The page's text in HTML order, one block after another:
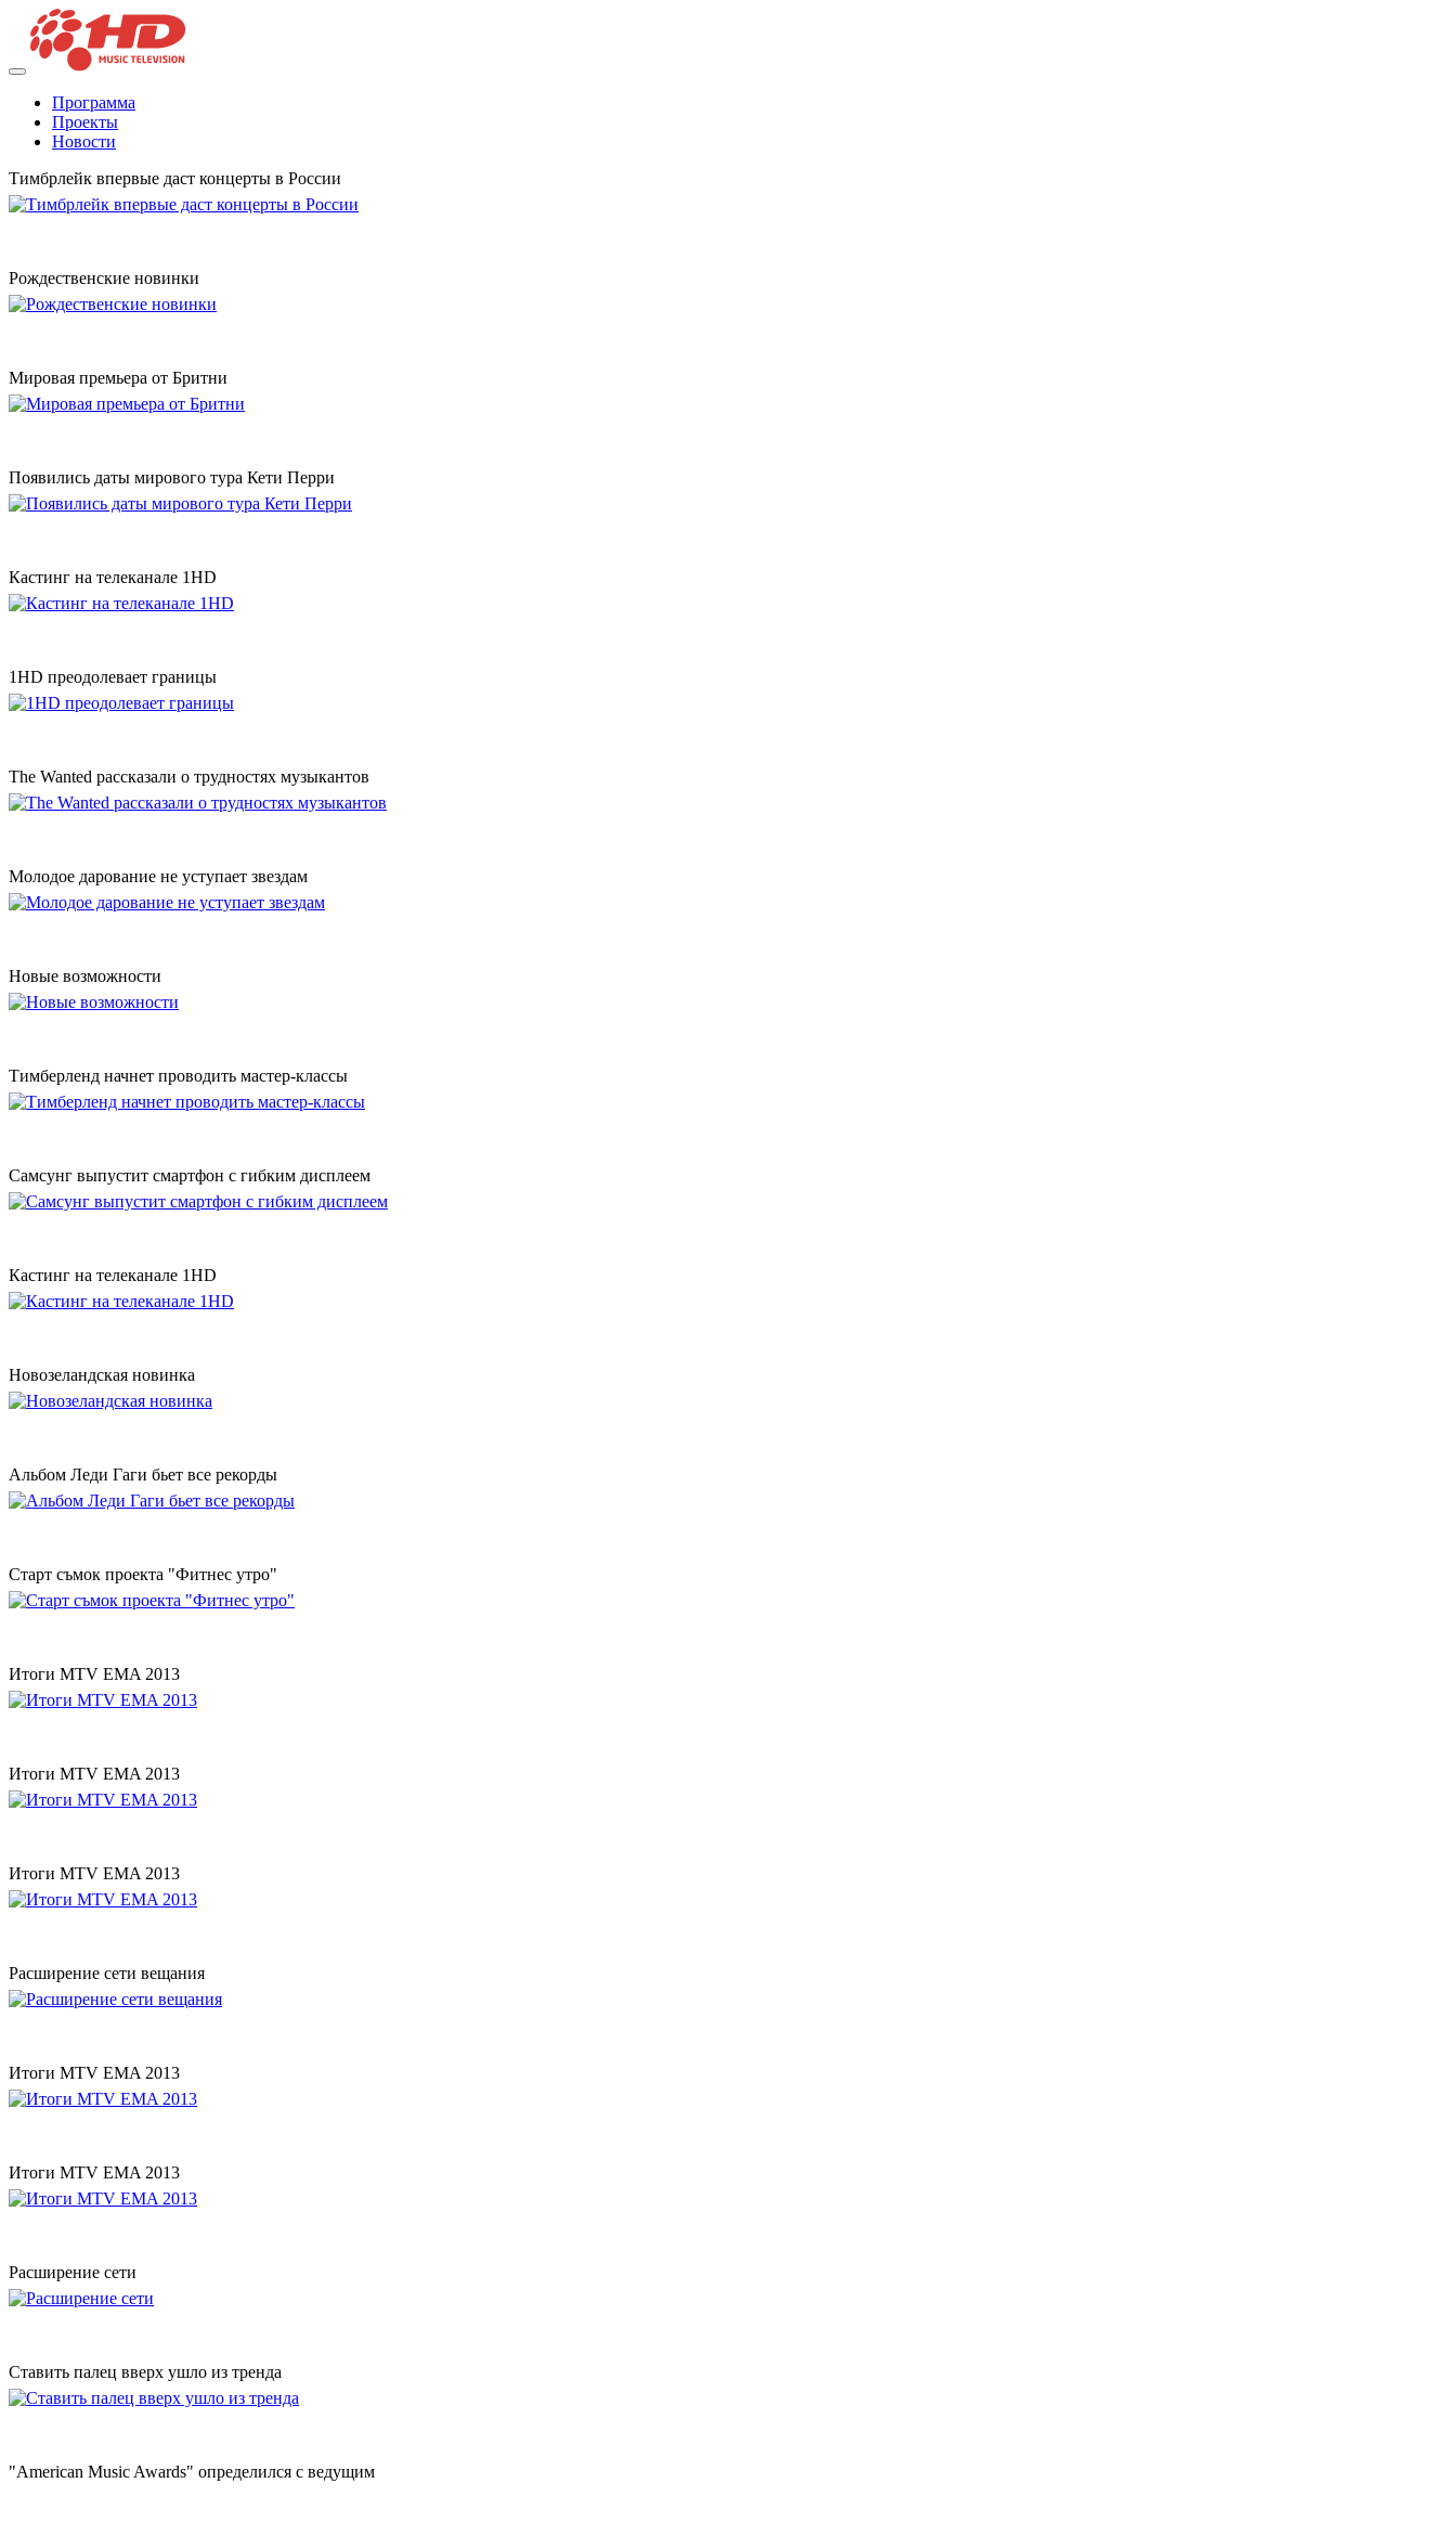
Программа
Проекты
Новости
Тимбрлейк впервые даст концерты в России
Рождественские новинки
Мировая премьера от Бритни
Появились даты мирового тура Кети Перри
Кастинг на телеканале 1HD
1HD преодолевает границы
The Wanted рассказали о трудностях музыкантов
Молодое дарование не уступает звездам
Новые возможности
Тимберленд начнет проводить мастер-классы
Самсунг выпустит смартфон с гибким дисплеем
Кастинг на телеканале 1HD
Новозеландская новинка
Альбом Леди Гаги бьет все рекорды
Старт съмок проекта "Фитнес утро"
Итоги MTV EMA 2013
Итоги MTV EMA 2013
Итоги MTV EMA 2013
Расширение сети вещания
Итоги MTV EMA 2013
Итоги MTV EMA 2013
Расширение сети
Ставить палец вверх ушло из тренда
"American Music Awards" определился с ведущим